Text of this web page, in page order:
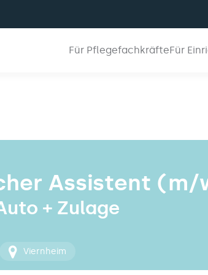
Für PflegefachkräfteFür
Assistent (m/
+ Zulage
Viernheim